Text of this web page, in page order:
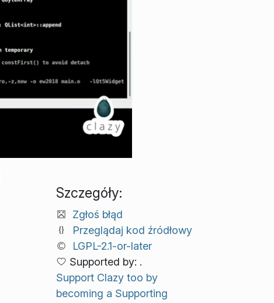
Szczegóły:
Zgłoś błąd
Przeglądaj kod źródłowy
LGPL-2.1-or-later
Supported by: .
Support Clazy too by
becoming a Supporting